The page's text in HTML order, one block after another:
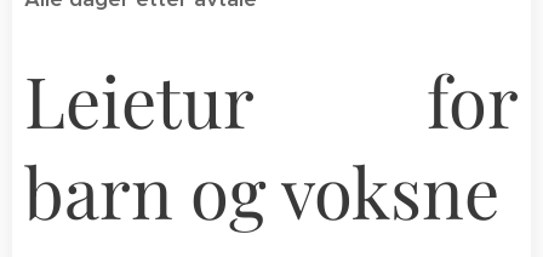
Leietur for
barn og voksne